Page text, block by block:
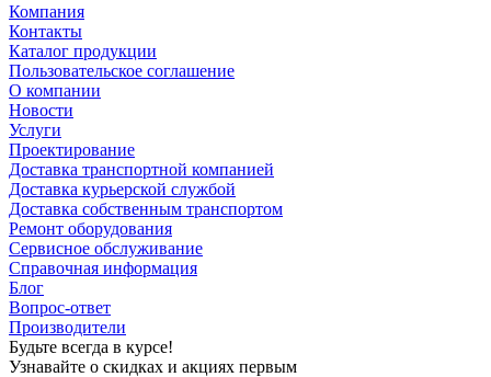
Компания
Контакты
Каталог продукции
Пользовательское соглашение
О компании
Новости
Услуги
Проектирование
Доставка транспортной компанией
Доставка курьерской службой
Доставка собственным транспортом
Ремонт оборудования
Сервисное обслуживание
Справочная информация
Блог
Вопрос-ответ
Производители
Будьте всегда в курсе!
Узнавайте о скидках и акциях первым